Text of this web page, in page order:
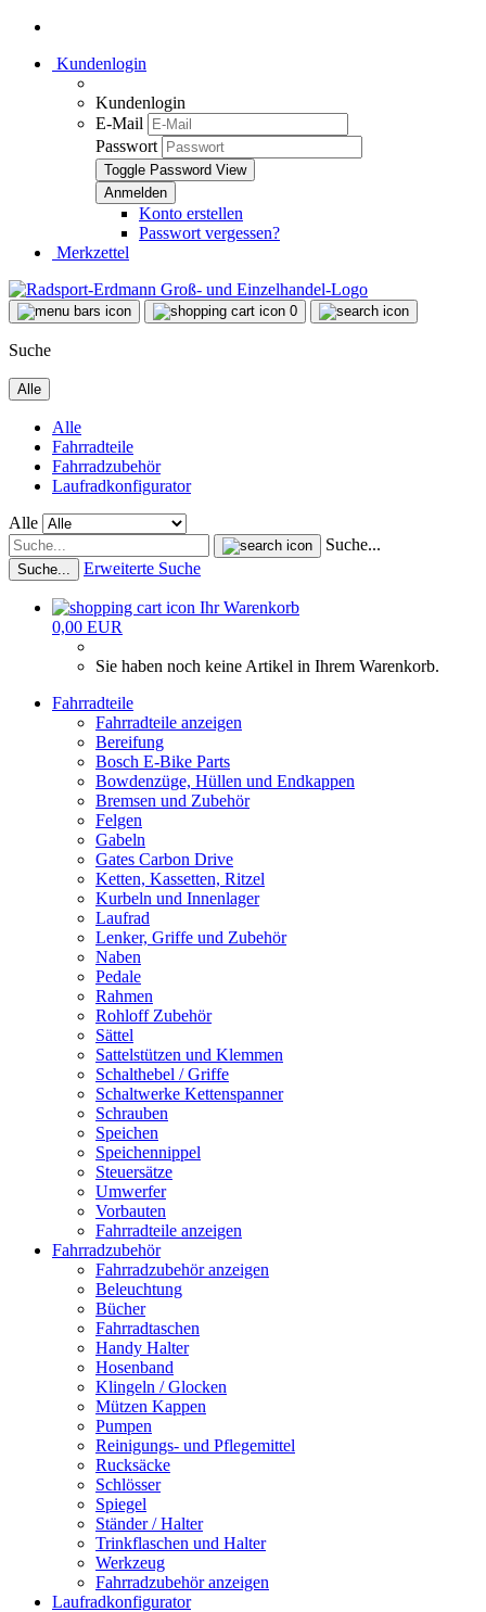
Kundenlogin
Kundenlogin
E-Mail
Passwort
Toggle Password View
Konto erstellen
Passwort vergessen?
Merkzettel
0
Suche
Alle
Alle
Fahrradteile
Fahrradzubehör
Laufradkonfigurator
Alle
Suche...
Suche... Erweiterte Suche
Ihr Warenkorb
0,00 EUR
Sie haben noch keine Artikel in Ihrem Warenkorb.
Fahrradteile
Fahrradteile anzeigen
Bereifung
Bosch E-Bike Parts
Bowdenzüge, Hüllen und Endkappen
Bremsen und Zubehör
Felgen
Gabeln
Gates Carbon Drive
Ketten, Kassetten, Ritzel
Kurbeln und Innenlager
Laufrad
Lenker, Griffe und Zubehör
Naben
Pedale
Rahmen
Rohloff Zubehör
Sättel
Sattelstützen und Klemmen
Schalthebel / Griffe
Schaltwerke Kettenspanner
Schrauben
Speichen
Speichennippel
Steuersätze
Umwerfer
Vorbauten
Fahrradteile anzeigen
Fahrradzubehör
Fahrradzubehör anzeigen
Beleuchtung
Bücher
Fahrradtaschen
Handy Halter
Hosenband
Klingeln / Glocken
Mützen Kappen
Pumpen
Reinigungs- und Pflegemittel
Rucksäcke
Schlösser
Spiegel
Ständer / Halter
Trinkflaschen und Halter
Werkzeug
Fahrradzubehör anzeigen
Laufradkonfigurator